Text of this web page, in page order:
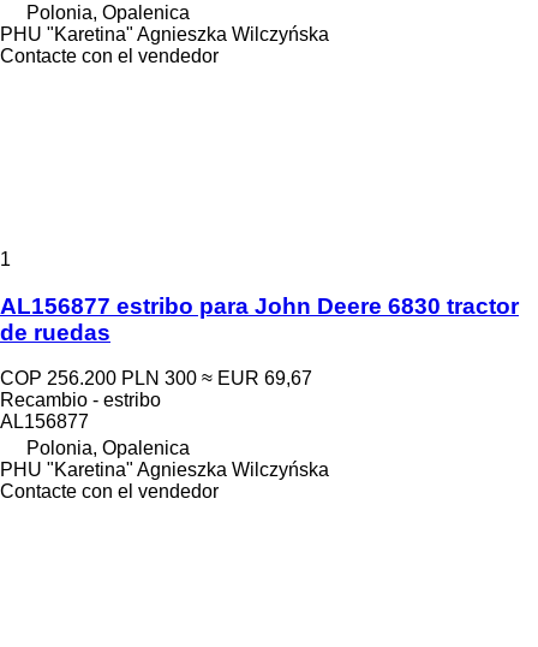
Polonia, Opalenica
PHU "Karetina" Agnieszka Wilczyńska
Contacte con el vendedor
1
AL156877 estribo para John Deere 6830 tractor
de ruedas
COP 256.200 PLN 300 ≈ EUR 69,67
Recambio - estribo
AL156877
Polonia, Opalenica
PHU "Karetina" Agnieszka Wilczyńska
Contacte con el vendedor